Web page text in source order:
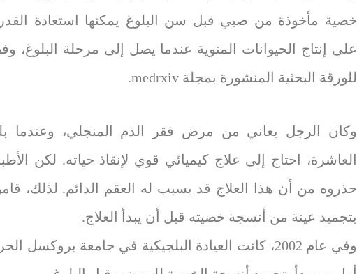
خصية مأخوذة من صبي قبل سن البلوغ يمكنها استعادة
على إنتاج الحيوانات المنوية عندما يصل إلى مرحلة البلوغ،
للورقة البحثية المنشورة بمجلة medrxiv.
وكان الرجل يعاني من مرض فقر الدم المنجلي، وعندما
العاشرة، احتاج إلى علاج كيميائي قوي لإنقاذ حياته. لكن
حذروه من أن هذا العلاج قد يسبب له العقم الدائم. لذلك،
بتجميد عينة من أنسجة خصيته قبل أن يبدأ العلاج.
وفي عام 2002، كانت العيادة البلجيكية في جامعة بروكسل